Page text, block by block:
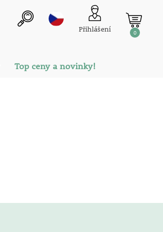
Přihlášení 0
Top ceny a novinky!